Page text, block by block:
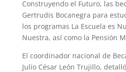
Construyendo el Futuro, las
Gertrudis Bocanegra para
los programas La Escuela es
Nuestra, así como la Pensión
El coordinador nacional de
Julio César León Trujillo,